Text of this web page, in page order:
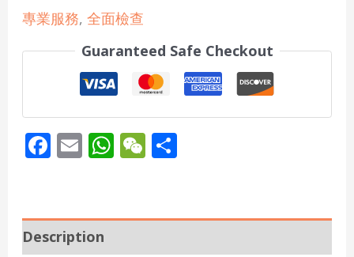
專業服務, 全面檢查
Guaranteed Safe Checkout
Facebook
EmailWhatsApp
WeChat
Share
Description